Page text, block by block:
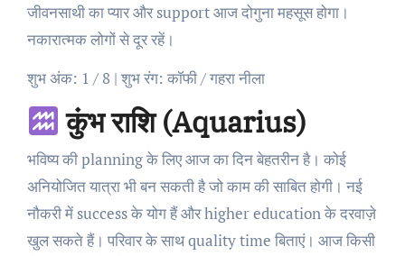
जीवनसाथी का प्यार और support आज दोगुना महसूस होगा।
नकारात्मक लोगों से दूर रहें।
शुभ अंक: 1 / 8 | शुभ रंग: कॉफी / गहरा नीला
कुंभ राशि (Aquarius)
भविष्य की planning के लिए आज का दिन बेहतरीन है। कोई
अनियोजित यात्रा भी बन सकती है जो काम की साबित होगी। नई
नौकरी में success के योग हैं और higher education के दरवाज़े
खुल सकते हैं। परिवार के साथ quality time बिताएं। आज किसी